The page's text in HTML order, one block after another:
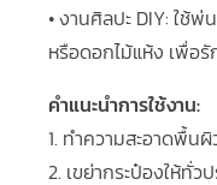
• งานศิลปะ DIY: ใช้
หรือดอกไม้แห้ง เพื่อ
คำแนะนำการใช้งาน:
1. ทำความสะอาดพื้น
2. เขย่ากระป๋องให้ทั่ว